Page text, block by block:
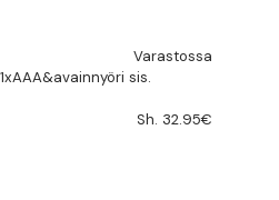
Varastossa
sis.
Sh. 32.95€